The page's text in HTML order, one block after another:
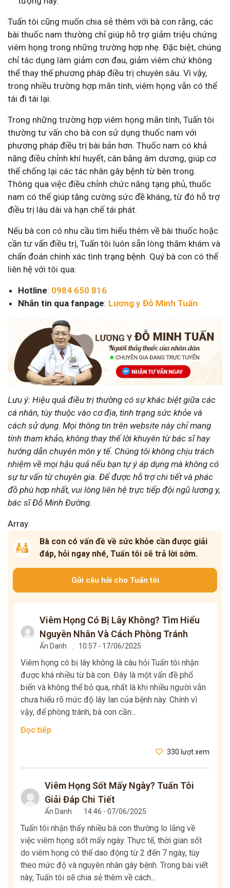
Tuấn tôi cũng muốn chia sẻ thêm với bà con rằng, các
bài thuốc nam thường chỉ giúp hỗ trợ giảm triệu chứng
viêm họng trong những trường hợp nhẹ. Đặc biệt, chúng
chỉ tác dụng làm giảm cơn đau, giảm viêm chứ không
thể thay thế phương pháp điều trị chuyên sâu. Vì vậy,
trong nhiều trường hợp mãn tính, viêm họng vẫn có thể
tái đi tái lại.
Trong những trường hợp viêm họng mãn tính, Tuấn tôi
thường tư vấn cho bà con sử dụng thuốc nam với
phương pháp điều trị bài bản hơn. Thuốc nam có khả
năng điều chỉnh khí huyết, cân bằng âm dương, giúp cơ
thể chống lại các tác nhân gây bệnh từ bên trong.
Thông qua việc điều chỉnh chức năng tạng phủ, thuốc
nam có thể giúp tăng cường sức đề kháng, từ đó hỗ trợ
điều trị lâu dài và hạn chế tái phát.
Nếu bà con có nhu cầu tìm hiểu thêm về bài thuốc hoặc
cần tư vấn điều trị, Tuấn tôi luôn sẵn lòng thăm khám và
chẩn đoán chính xác tình trạng bệnh. Quý bà con có thể
liên hệ với tôi qua:
Hotline: 0984 650 816
Nhắn tin qua fanpage: Lương y Đỗ Minh Tuấn
Lưu ý: Hiệu quả điều trị thường có sự khác biệt giữa các
cá nhân, tùy thuộc vào cơ địa, tình trạng sức khỏe và
cách sử dụng. Mọi thông tin trên website này chỉ mang
tính tham khảo, không thay thế lời khuyên từ bác sĩ hay
hướng dẫn chuyên môn y tế. Chúng tôi không chịu trách
nhiệm về mọi hậu quả nếu bạn tự ý áp dụng mà không có
sự tư vấn từ chuyên gia. Để được hỗ trợ chi tiết và phác
đồ phù hợp nhất, vui lòng liên hệ trực tiếp đội ngũ lương y,
bác sĩ Đỗ Minh Đường.
Array
Bà con có vấn đề về sức khỏe cần được giải
đáp, hỏi ngay nhé, Tuấn tôi sẽ trả lời sớm.
Gửi câu hỏi cho Tuấn tôi
Viêm Họng Có Bị Lây Không? Tìm Hiểu
Nguyên Nhân Và Cách Phòng Tránh
Ẩn Danh 10:57 - 17/06/2025
Viêm họng có bị lây không là câu hỏi Tuấn tôi nhận
được khá nhiều từ bà con. Đây là một vấn đề phổ
biến và không thể bỏ qua, nhất là khi nhiều người vẫn
chưa hiểu rõ mức độ lây lan của bệnh này. Chính vì
vậy, để phòng tránh, bà con cần...
Đọc tiếp
330 lượt xem
Viêm Họng Sốt Mấy Ngày? Tuấn Tôi
Giải Đáp Chi Tiết
Ẩn Danh 14:46 - 07/06/2025
Tuấn tôi nhận thấy nhiều bà con thường lo lắng về
việc viêm họng sốt mấy ngày. Thực tế, thời gian sốt
do viêm họng có thể dao động từ 2 đến 7 ngày, tùy
theo mức độ và nguyên nhân gây bệnh. Trong bài viết
này, Tuấn tôi sẽ chia sẻ thêm về cách...